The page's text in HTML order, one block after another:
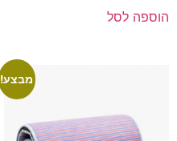
הוספה לסל
מבצע!